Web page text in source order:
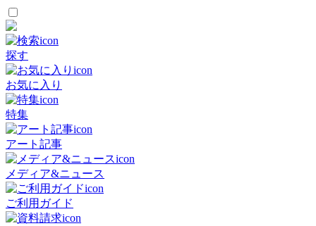
探す
お気に入り
特集
アート記事
メディア&ニュース
ご利用ガイド